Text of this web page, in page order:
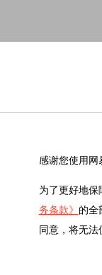
感谢您使用网
为了更好地保
务条款》 的全
同意，将无